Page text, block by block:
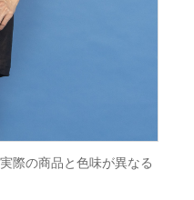
際の商品と色味が異なる